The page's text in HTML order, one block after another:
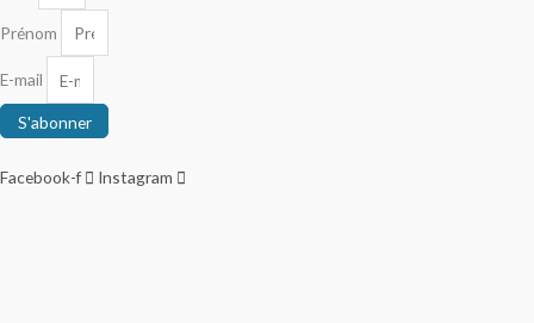
Prénom
E-mail
S'abonner
Facebook-f Instagram